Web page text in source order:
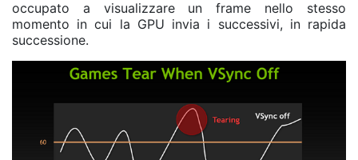
occupato a visualizzare un frame nello stesso
momento in cui la GPU invia i successivi, in rapida
successione.